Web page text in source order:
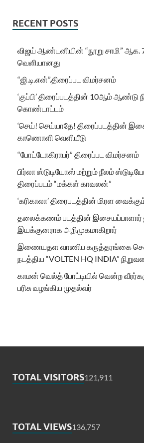
RECENT POSTS
விஜய் ஆண்டனியின் “நூறு சாமி” ஆக.
வெளியானது
“ஜி.டி.என்”.திரைப்பட விமர்சனம்
‘குப்பி’ திரைப்படத்தின் 10ஆம் ஆண்டு
கொண்டாட்டம்
‘செய்! செய்யாதே! திரைப்படத்தின்
காணொளி வெளியீடு
“போட்டோகிராபர்” திரைப்பட விமர்சனம்
பிர்லா ஸ்டுடியோஸ் மற்றும் நீலம்
திரைப்படம் “மக்கள் காவலன்”
‘கரிகாலா’ திரைபடத்தின் மிரள
தலைக்கணம் படத்தின் இசையப்பாளார்
இயக்குனராக அறிமுகமாகிறார்
இணையதள வாணிப கருத்தரங்கை
நடத்திய “VOLTEN HQ INDIA”
காமன் வெல்த் போட்டியில் வென்ற
பரிசு வழங்கிய முதல்வர்
TOTAL VISITORS121,911
TOTAL VIEWS136,757